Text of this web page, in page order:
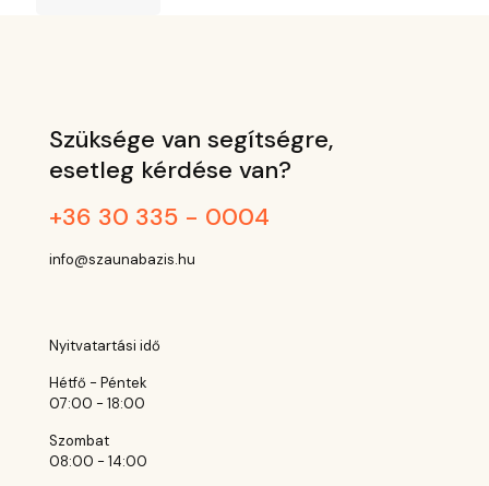
Szüksége van segítségre,
esetleg kérdése van?
+36 30 335 - 0004
info@szaunabazis.hu
Nyitvatartási idő
Hétfő - Péntek
07:00 - 18:00
Szombat
08:00 - 14:00